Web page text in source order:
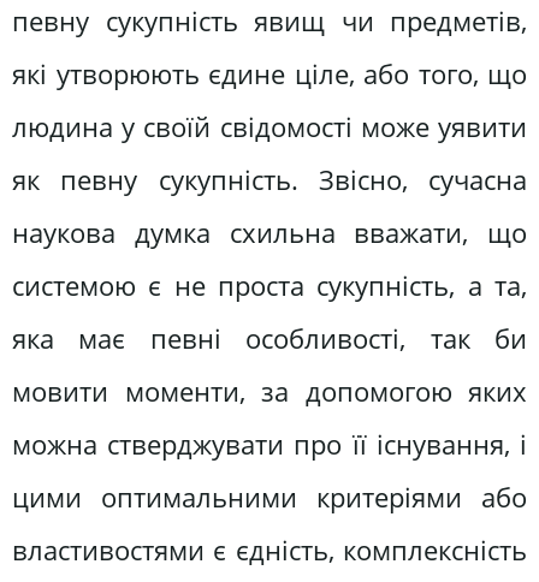
певну сукупність явищ чи предметів,
які утворюють єдине ціле, або того, що
людина у своїй свідомості може уявити
як певну сукупність. Звісно, сучасна
наукова думка схильна вважати, що
системою є не проста сукупність, а та,
яка має певні особливості, так би
мовити моменти, за допомогою яких
можна стверджувати про її існування, і
цими оптимальними критеріями або
властивостями є єдність, комплексність